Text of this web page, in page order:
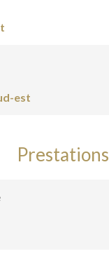
est
Prestations